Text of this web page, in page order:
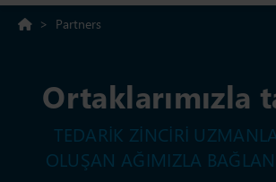
> Partners
Ortaklarımızla
TEDARIK ZINCIRI
OLUŞAN AĞIMIZLA